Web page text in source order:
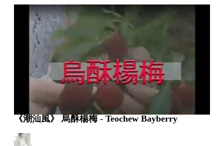
0:02:48
《潮汕風》 烏酥楊梅 - Teochew Bayberry